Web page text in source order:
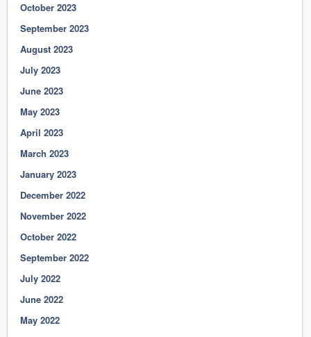
October 2023
September 2023
August 2023
July 2023
June 2023
May 2023
April 2023
March 2023
January 2023
December 2022
November 2022
October 2022
September 2022
July 2022
June 2022
May 2022